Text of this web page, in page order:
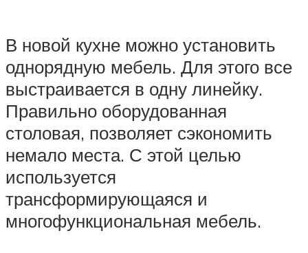
В новой кухне можно установить
однорядную мебель. Для этого все
выстраивается в одну линейку.
Правильно оборудованная
столовая, позволяет сэкономить
немало места. С этой целью
используется
трансформирующаяся и
многофункциональная мебель.